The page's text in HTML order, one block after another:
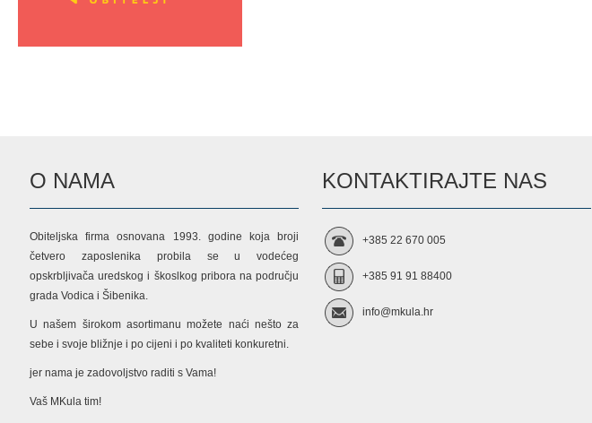
O NAMA
Obiteljska firma osnovana 1993. godine koja broji
četvero zaposlenika probila se u vodećeg
opskrbljivača uredskog i škoslkog pribora na području
grada Vodica i Šibenika.
U našem širokom asortimanu možete naći nešto za
sebe i svoje bližnje i po cijeni i po kvaliteti konkuretni.
jer nama je zadovoljstvo raditi s Vama!
Vaš MKula tim!
KONTAKTIRAJTE NAS
+385 22 670 005
+385 91 91 88400
info@mkula.hr